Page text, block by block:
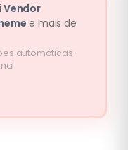
Vendor
e mais de
automáticas ·